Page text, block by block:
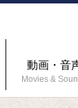
動画・音
Movies &